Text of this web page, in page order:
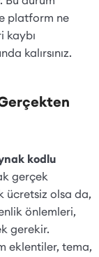
platform ne
kaybı
kalırsınız.
kodlu
gerçek
ücretsiz olsa da,
önlemleri,
gerekir.
eklentiler, tema,